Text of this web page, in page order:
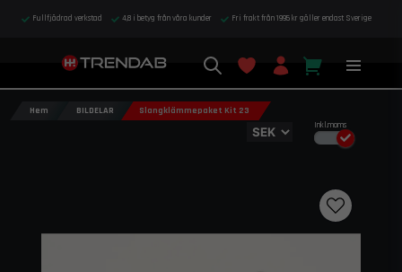
Fullfjädrad verkstad 4,8 i betyg från våra kunder Fri frakt från 1995 kr gäller endast Sverige
Inkl.moms
Hem BILDELAR Slangklämmepaket Kit 23